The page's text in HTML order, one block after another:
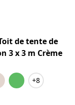
de tente de
3 x 3 m Crème
+8